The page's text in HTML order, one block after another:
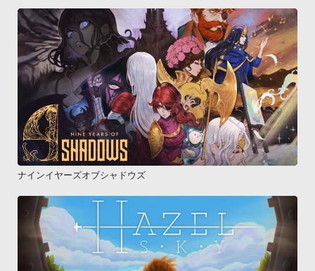
ナインイヤーズオブシャドウズ